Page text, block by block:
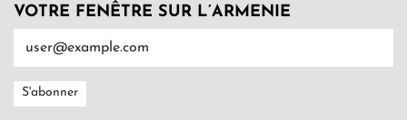
VOTRE FENÊTRE SUR L’ARMENIE